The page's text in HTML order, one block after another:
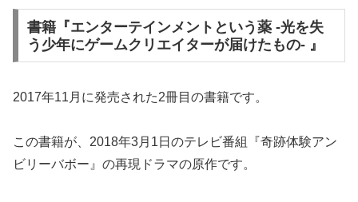
書籍『エンターテインメントという薬 -光を失
う少年にゲームクリエイターが届けたもの- 』
2017年11月に発売された2冊目の書籍です。
この書籍が、2018年3月1日のテレビ番組『奇跡体験アン
ビリーバボー』の再現ドラマの原作です。